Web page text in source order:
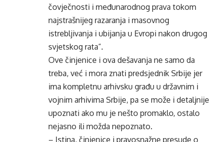
čovječnosti i međunarodnog prava tokom
najstrašnijeg razaranja i masovnog
istrebljivanja i ubijanja u Evropi nakon drugog
svjetskog rata”.
Ove činjenice i ova dešavanja ne samo da
treba, već i mora znati predsjednik Srbije jer
ima kompletnu arhivsku građu u državnim i
vojnim arhivima Srbije, pa se može i detaljnije
upoznati ako mu je nešto promaklo, ostalo
nejasno ili možda nepoznato.
– Istina, činjenice i pravosnažne presude o